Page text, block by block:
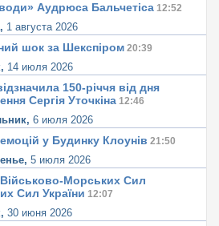
Аудрюса Бальчетiса 12:52
1 августа 2026
шок за Шекспіром 20:39
14 июля 2026
150-річчя від дня
Сергія Уточкіна 12:46
6 июля 2026
у Будинку Клоунів 21:50
5 июля 2026
Морських Сил
Сил України 12:07
30 июня 2026